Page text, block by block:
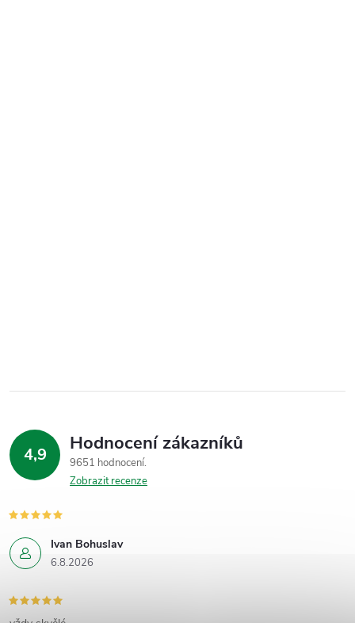
4,9 Hodnocení zákazníků
9651 hodnocení
Zobrazit recenze
Ivan Bohuslav
6.8.2026